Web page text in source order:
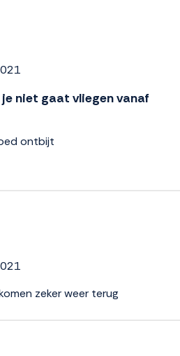
niet gaat vliegen vanaf
ontbijt
zeker weer terug